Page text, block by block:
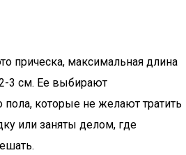
прическа, максимальная длина
3 см. Ее выбирают
пола, которые не желают тратить
или заняты делом, где